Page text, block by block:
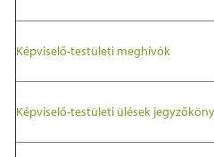
Képviselő-testületi meghívók
Képviselő-testületi ülések